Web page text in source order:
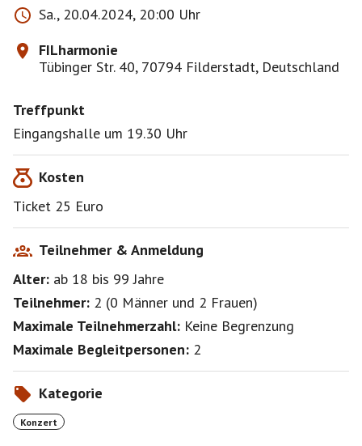
Frontmann Stefan Hiss schaffte es auch, das Publikum
mit Humor und Selbstironie in seinen Bann zu ziehen.
⚓ Trübsinn bläst keiner beim HISS-Konzert.
⚓ Zum Bandimage von Outlaws und Vagabunden
gesellen sich die rabenschwarzen, ironisch-zynischen
⚓ HISS sorgt auch im 28. Jahr für gute Laune,
zuckende Körper und leuchtende Augen.
⚓ HISS bewegt sich durch das Unterholz
traditioneller Musikstile in souveräner Manier und mit
großer musikalischer Meisterschaft.
Jeder kauft sein Ticket selbst:
https://www.easyticket.de/veranstaltung/hiss-
Sa., 20.04.2024, 20:00 Uhr
FILharmonie
Tübinger Str. 40, 70794 Filderstadt, Deutschland
Treffpunkt
Eingangshalle um 19.30 Uhr
Kosten
Ticket 25 Euro
Teilnehmer & Anmeldung
Alter: ab 18 bis 99Jahre
Teilnehmer: 2 (0 Männer und 2 Frauen)
Maximale Teilnehmerzahl: Keine Begrenzung
Maximale Begleitpersonen: 2
Kategorie
Konzert